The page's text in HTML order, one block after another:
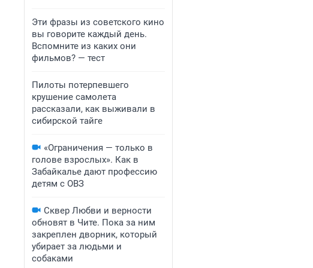
Эти фразы из советского кино
вы говорите каждый день.
Вспомните из каких они
фильмов? — тест
Пилоты потерпевшего
крушение самолета
рассказали, как выживали в
сибирской тайге
«Ограничения — только в
голове взрослых». Как в
Забайкалье дают профессию
детям с ОВЗ
Сквер Любви и верности
обновят в Чите. Пока за ним
закреплен дворник, который
убирает за людьми и
собаками